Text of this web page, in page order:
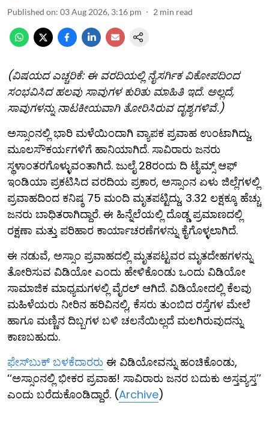
Published on: 03 Aug 2026, 3:16 pm 2 min read
(ವಿಷಯದ ಎಚ್ಚರಿಕೆ: ಈ ವರದಿಯಲ್ಲಿ ನೈಸರ್ಗಿಕ ವಿಕೋಪದಿಂದ
ಸಂಭವಿಸಿದ ಹಲವು ಸಾವುಗಳ ಕುರಿತು ಮಾಹಿತಿ ಇದೆ. ಅಲ್ಲದೆ,
ಸಾವುಗಳನ್ನು ನಾಟಕೀಯವಾಗಿ ತೋರಿಸಿರುವ ದೃಶ್ಯಗಳಿವೆ.)
ಅಸ್ಸಾಂನಲ್ಲಿ ಭಾರಿ ಮಳೆಯಿಂದಾಗಿ ವ್ಯಾಪಕ ಪ್ರವಾಹ ಉಂಟಾಗಿದ್ದು,
ಮೂಲಸೌಕರ್ಯಗಳಿಗೆ ಹಾನಿಯಾಗಿದೆ. ಸಾವಿರಾರು ಜನರು
ಸ್ಥಳಾಂತರಗೊಳ್ಳುವಂತಾಗಿದೆ. ಜುಲೈ 28ರಂದು ದಿ ಟೈಮ್ಸ್ ಆಫ್
ಇಂಡಿಯಾ ಪ್ರಕಟಿಸಿದ ವರದಿಯ ಪ್ರಕಾರ, ಅಸ್ಸಾಂನ ಏಳು ಜಿಲ್ಲೆಗಳಲ್ಲಿ
ಪ್ರವಾಹದಿಂದ ಕನಿಷ್ಠ 75 ಮಂದಿ ಮೃತಪಟ್ಟಿದ್ದು, 3.32 ಲಕ್ಷಕ್ಕೂ ಹೆಚ್ಚು
ಜನರು ಬಾಧಿತರಾಗಿದ್ದಾರೆ. ಈ ಹಿನ್ನೆಲೆಯಲ್ಲಿ ದೊಡ್ಡ ಪ್ರಮಾಣದಲ್ಲಿ
ರಕ್ಷಣಾ ಮತ್ತು ಪರಿಹಾರ ಕಾರ್ಯಾಚರಣೆಗಳನ್ನು ಕೈಗೊಳ್ಳಲಾಗಿದೆ.
ಈ ನಡುವೆ, ಅಸ್ಸಾಂ ಪ್ರವಾಹದಲ್ಲಿ ಮೃತಪಟ್ಟವರ ಮೃತದೇಹಗಳನ್ನು
ತೋರಿಸುವ ವಿಡಿಯೋ ಎಂದು ಹೇಳಿಕೊಂಡು ಒಂದು ವಿಡಿಯೋ
ಸಾಮಾಜಿಕ ಮಾಧ್ಯಮಗಳಲ್ಲಿ ವೈರಲ್ ಆಗಿದೆ. ವಿಡಿಯೋದಲ್ಲಿ ಕೆಲವು
ಮಹಿಳೆಯರು ನೀರಿನ ಹರಿವಿನಲ್ಲಿ, ಕೆಸರು ತುಂಬಿದ ರಸ್ತೆಗಳ ಮೇಲೆ
ಹಾಗೂ ಮಣ್ಣಿನ ದಿಬ್ಬಗಳ ಬಳಿ ಚಲನೆಯಿಲ್ಲದೆ ಮಲಗಿರುವುದನ್ನು
ಕಾಣಬಹುದು.
ಫೇಸ್‌ಬುಕ್ ಬಳಕೆದಾರರು ಈ ವಿಡಿಯೋವನ್ನು ಹಂಚಿಕೊಂಡು,
‘‘ಅಸ್ಸಾಂನಲ್ಲಿ ಭೀಕರ ಪ್ರವಾಹ! ಸಾವಿರಾರು ಜನರ ಬದುಕು ಅಸ್ತವ್ಯಸ್ತ’’
ಎಂದು ಬರೆದುಕೊಂಡಿದ್ದಾರೆ. (Archive)